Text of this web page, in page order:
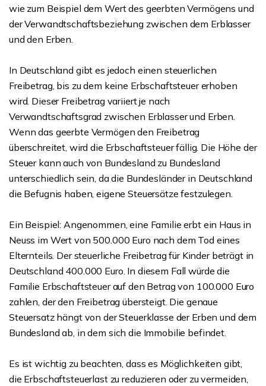
wie zum Beispiel dem Wert des geerbten Vermögens und
der Verwandtschaftsbeziehung zwischen dem Erblasser
und den Erben.
In Deutschland gibt es jedoch einen steuerlichen
Freibetrag, bis zu dem keine Erbschaftsteuer erhoben
wird. Dieser Freibetrag variiert je nach
Verwandtschaftsgrad zwischen Erblasser und Erben.
Wenn das geerbte Vermögen den Freibetrag
überschreitet, wird die Erbschaftsteuer fällig. Die Höhe der
Steuer kann auch von Bundesland zu Bundesland
unterschiedlich sein, da die Bundesländer in Deutschland
die Befugnis haben, eigene Steuersätze festzulegen.
Ein Beispiel: Angenommen, eine Familie erbt ein Haus in
Neuss im Wert von 500.000 Euro nach dem Tod eines
Elternteils. Der steuerliche Freibetrag für Kinder beträgt in
Deutschland 400.000 Euro. In diesem Fall würde die
Familie Erbschaftsteuer auf den Betrag von 100.000 Euro
zahlen, der den Freibetrag übersteigt. Die genaue
Steuersatz hängt von der Steuerklasse der Erben und dem
Bundesland ab, in dem sich die Immobilie befindet.
Es ist wichtig zu beachten, dass es Möglichkeiten gibt,
die Erbschaftsteuerlast zu reduzieren oder zu vermeiden,